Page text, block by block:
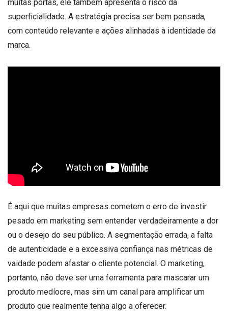
muitas portas, ele também apresenta o risco da
superficialidade. A estratégia precisa ser bem pensada,
com conteúdo relevante e ações alinhadas à identidade da
marca.
É aqui que muitas empresas cometem o erro de investir
pesado em marketing sem entender verdadeiramente a dor
ou o desejo do seu público. A segmentação errada, a falta
de autenticidade e a excessiva confiança nas métricas de
vaidade podem afastar o cliente potencial. O marketing,
portanto, não deve ser uma ferramenta para mascarar um
produto medíocre, mas sim um canal para amplificar um
produto que realmente tenha algo a oferecer.